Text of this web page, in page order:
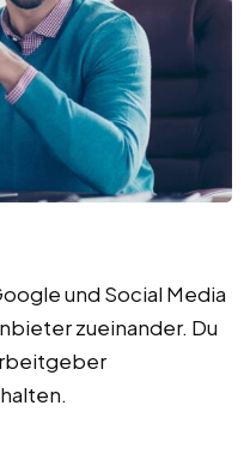
und Social Media
zueinander. Du